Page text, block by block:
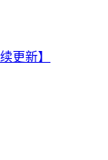
更新】